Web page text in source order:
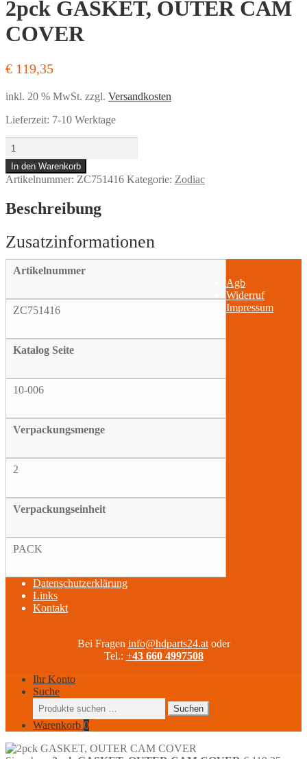
2pck GASKET, OUTER CAM
COVER
€ 119,35
inkl. 20 % MwSt. zzgl. Versandkosten
Lieferzeit: 7-10 Werktage
2pck
GASKET,
OUTER
CAM
Menge
In den Warenkorb
Artikelnummer: ZC751416 Kategorie: Zodiac
Beschreibung
Artikelnummer
ZC751416
Katalog Seite
10-006
Verpackungsmenge
2
Verpackungseinheit
PACK
Agb
Widerruf
Impressum
Datenschutzerklärung
Links
Kontakt
Bei Fragen info@hdparts24.atoder
Tel.: +43 660 4997508
Ihr Konto
Suche
Suchen
nach:
Suchen
Warenkorb 0